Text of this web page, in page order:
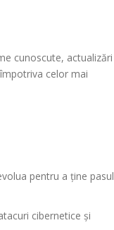
cunoscute, actualizări
celor mai
pentru a ține pasul
cibernetice și